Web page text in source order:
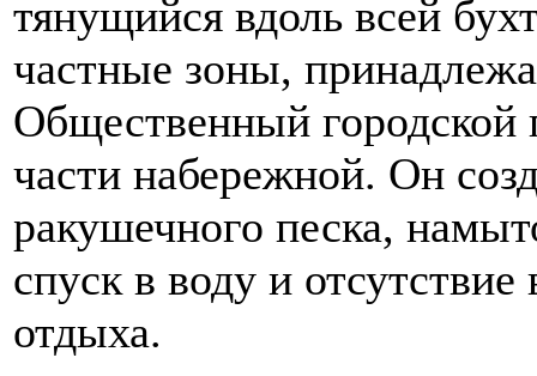
тянущийся вдоль всей
частные зоны,
Общественный городской
части набережной. Он
ракушечного песка,
спуск в воду и
отдыха.